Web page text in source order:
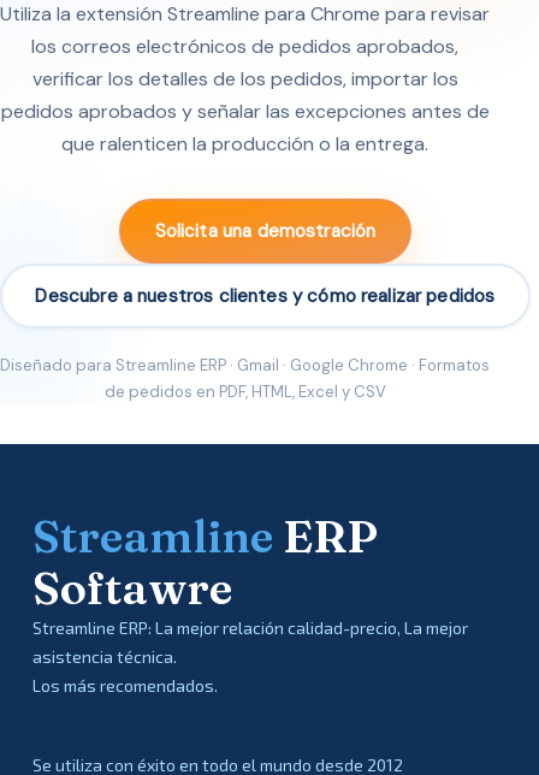
Utiliza la extensión Streamline para Chrome para revisar
los correos electrónicos de pedidos aprobados,
verificar los detalles de los pedidos, importar los
pedidos aprobados y señalar las excepciones antes de
que ralenticen la producción o la entrega.
Solicita una demostración
Descubre a nuestros clientes y cómo realizar pedidos
Diseñado para Streamline ERP · Gmail · Google Chrome · Formatos
de pedidos en PDF, HTML, Excel y CSV
Streamline ERP
Softawre
Streamline ERP: La mejor relación calidad-precio, La mejor
asistencia técnica.
Los más recomendados.
Se utiliza con éxito en todo el mundo desde 2012